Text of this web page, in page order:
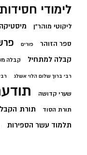
לימודי
ליקוטי מוהר"ן מיסטיקה
ספר הזוהר פורים
קבלה למתחיל קבלה
רבי ברוך שלום הלוי אשלג
שערי קדושה
תורת הסוד תורת
תלמוד עשר הספירות